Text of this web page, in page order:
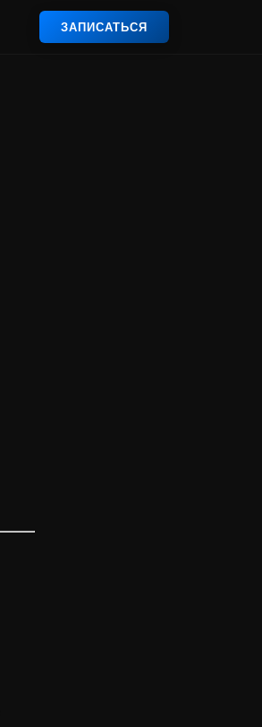
ЗАПИСАТЬСЯ